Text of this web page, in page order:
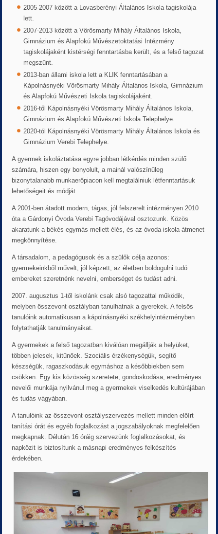
2005-2007 között a Lovasberényi Általános Iskola tagiskolája
lett.
2007-2013 között a Vörösmarty Mihály Általános Iskola,
Gimnázium és Alapfokú Művészetoktatási Intézmény
tagiskolájaként kistérségi fenntartásba került, és a felső tagozat
megszűnt.
2013-ban állami iskola lett a KLIK fenntartásában a
Kápolnásnyéki Vörösmarty Mihály Általános Iskola, Gimnázium
és Alapfokú Művészeti Iskola tagiskolájaként.
2016-től Kápolnásnyéki Vörösmarty Mihály Általános Iskola,
Gimnázium és Alapfokú Művészeti Iskola Telephelye.
2020-tól Kápolnásnyéki Vörösmarty Mihály Általános Iskola és
Gimnázium Verebi Telephelye.
A gyermek iskoláztatása egyre jobban létkérdés minden szülő
számára, hiszen egy bonyolult, a mainál valószínűleg
bizonytalanabb munkaerőpiacon kell megtalálniuk létfenntartásuk
lehetőségeit és módját.
A 2001-ben átadott modern, tágas, jól felszerelt intézményen 2010
óta a Gárdonyi Óvoda Verebi Tagóvodájával osztozunk. Közös
akaratunk a békés egymás mellett élés, és az óvoda-iskola átmenet
megkönnyítése.
A társadalom, a pedagógusok és a szülők célja azonos:
gyermekeinkből művelt, jól képzett, az életben boldogulni tudó
embereket szeretnénk nevelni, emberséget és tudást adni.
2007. augusztus 1-től iskolánk csak alsó tagozattal működik,
melyben összevont osztályban tanulhatnak a gyerekek. A felsős
tanulóink automatikusan a kápolnásnyéki székhelyintézményben
folytathatják tanulmányaikat.
A gyermekek a felső tagozatban kiválóan megállják a helyüket,
többen jelesek, kitűnőek. Szociális érzékenységük, segítő
készségük, ragaszkodásuk egymáshoz a későbbiekben sem
csökken. Egy kis közösség szeretete, gondoskodása, eredményes
nevelői munkája nyilvánul meg a gyermekek viselkedés kultúrájában
és tudás vágyában.
A tanulóink az összevont osztályszervezés mellett minden előírt
tanítási órát és egyéb foglalkozást a jogszabályoknak megfelelően
megkapnak. Délután 16 óráig szervezünk foglalkozásokat, és
napközit is biztosítunk a másnapi eredményes felkészítés
érdekében.